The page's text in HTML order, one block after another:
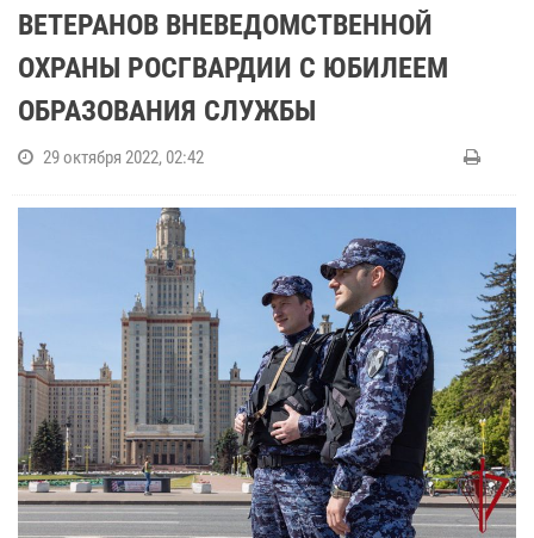
ВЕТЕРАНОВ ВНЕВЕДОМСТВЕННОЙ
ОХРАНЫ РОСГВАРДИИ С ЮБИЛЕЕМ
ОБРАЗОВАНИЯ СЛУЖБЫ
29 октября 2022, 02:42